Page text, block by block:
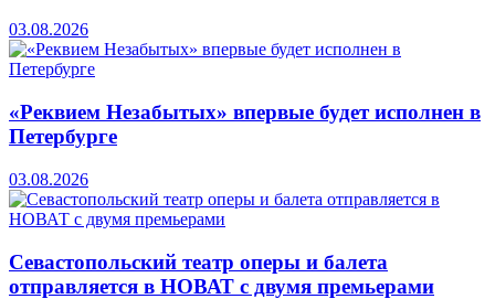
03.08.2026
«Реквием Незабытых» впервые будет исполнен в
Петербурге
03.08.2026
Севастопольский театр оперы и балета
отправляется в НОВАТ с двумя премьерами